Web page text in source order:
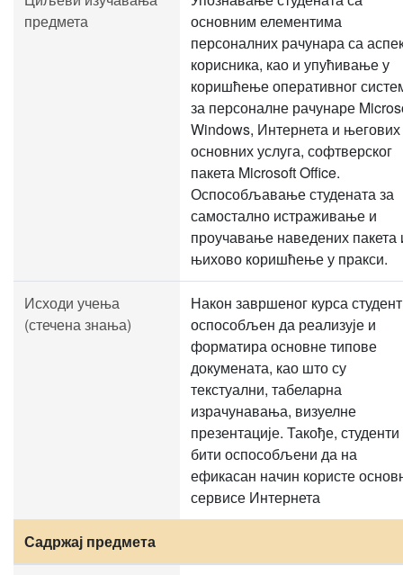
предмета
основним елементима
персоналних рачунара са
корисника, као и упућивање у
коришћење оперативног
за персоналне рачунаре
Windows, Интернета и његових
основних услуга, софтверског
пакета Microsoft Office.
Оспособљавање студената за
самостално истраживање и
проучавање наведених пакета
њихово коришћење у пракси.
Исходи учења
(стечена знања)
Након завршеног курса студент
оспособљен да реализује и
форматира основне типове
докумената, као што су
текстуални, табеларна
израчунавања, визуелне
презентације. Такође,
бити оспособљени да на
ефикасан начин користе
сервисе Интернета
Садржај предмета